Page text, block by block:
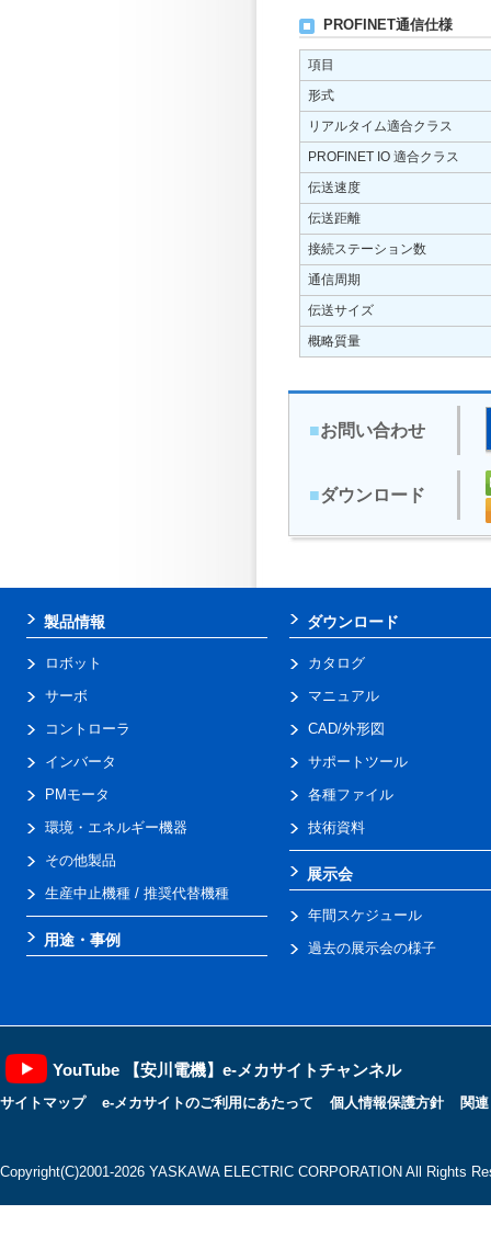
PROFINET通信仕様
項目
形式
リアルタイム適合クラス
PROFINET IO 適合クラス
伝送速度
伝送距離
接続ステーション数
通信周期
伝送サイズ
概略質量
■お問い合わせ
■ダウンロード
製品情報
ロボット
サーボ
コントローラ
インバータ
PMモータ
環境・エネルギー機器
その他製品
生産中止機種 / 推奨代替機種
用途・事例
ダウンロード
カタログ
マニュアル
CAD/外形図
サポートツール
各種ファイル
技術資料
展示会
年間スケジュール
過去の展示会の様子
YouTube 【安川電機】e-メカサイトチャンネル
サイトマップ e-メカサイトのご利用にあたって 個人情報保護方針 関
Copyright(C)2001‐2026 YASKAWA ELECTRIC CORPORATION All Rights